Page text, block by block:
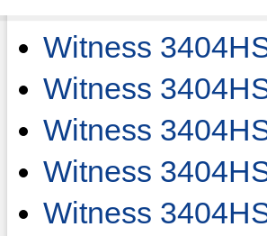
Witness
Witness
Witness
Witness
Witness